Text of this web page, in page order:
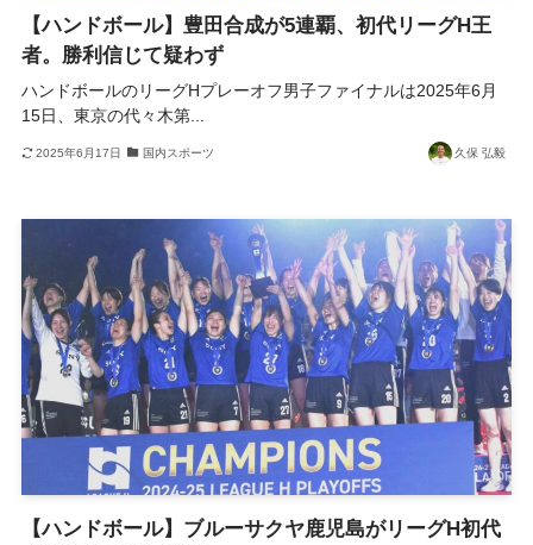
【ハンドボール】豊田合成が5連覇、初代リーグH王
者。勝利信じて疑わず
ハンドボールのリーグHプレーオフ男子ファイナルは2025年6月
15日、東京の代々木第...
2025年6月17日 国内スポーツ 久保 弘毅
【ハンドボール】ブルーサクヤ鹿児島がリーグH初代